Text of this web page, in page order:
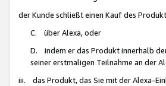
der Kunde schließt einen Kauf des
C. über Alexa, oder
D. indem er das Produkt innerhalb
seiner erstmaligen Teilnahme an der
iii. das Produkt, das Sie mit der Alexa-